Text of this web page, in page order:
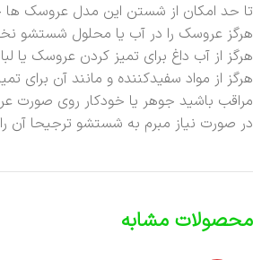
تا حد امکان از شستن این مدل عروسک ها
هرگز عروسک را در آب یا محلول شستشو
هرگز از آب داغ برای تمیز کردن عروسک یا
هرگز از مواد سفیدکننده و مانند آن برای
مراقب باشید جوهر یا خودکار روی صورت
در صورت نیاز مبرم به شستشو ترجیحا آن
محصولات مشابه